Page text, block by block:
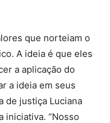
que norteiam o
A ideia é que eles
a aplicação do
a ideia em seus
de justiça Luciana
iniciativa. “Nosso